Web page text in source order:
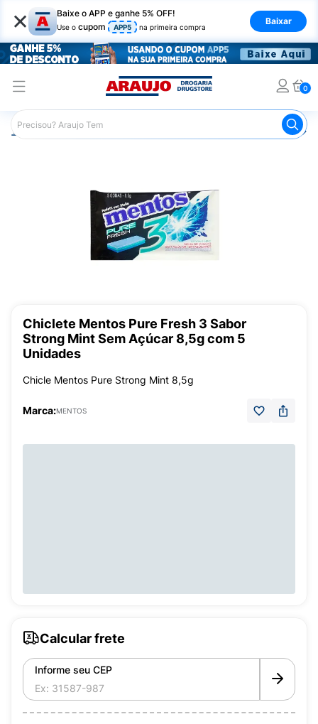
× Baixe o APP e ganhe 5% OFF!
Use o cupom APP5 na primeira compra
Baixar
0
Araujo Mercado Chicletes
Chiclete Mentos Pure Fresh 3 Sabor
Strong Mint Sem Açúcar 8,5g com 5
Unidades
Chicle Mentos Pure Strong Mint 8,5g
Marca:MENTOS
Calcular frete
Informe seu CEP